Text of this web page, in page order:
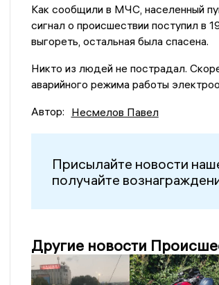
Как сообщили в МЧС, населенный
сигнал о происшествии поступил в
выгореть, остальная была спасена.
Никто из людей не пострадал.
аварийного режима работы
Автор: Несмелов Павел
Присылайте новости
получайте
Другие новости